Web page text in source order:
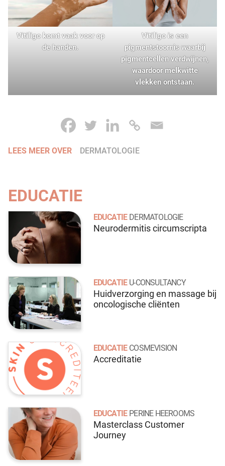
Vitiligo komt vaak voor op
de handen.
Vitiligo is een
pigmentstoornis waarbij
pigmentcellen verdwijnen,
waardoor melkwitte
vlekken ontstaan.
LEES MEER OVER DERMATOLOGIE
EDUCATIE
EDUCATIE DERMATOLOGIE
Neurodermitis circumscripta
EDUCATIE U-CONSULTANCY
Huidverzorging en massage bij
oncologische cliënten
EDUCATIE COSMEVISION
Accreditatie
EDUCATIE PERINE HEEROOMS
Masterclass Customer
Journey